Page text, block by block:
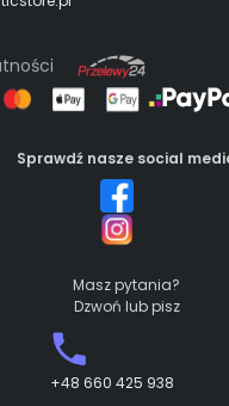
Sprawdź nasze social
Masz pytania?
Dzwoń lub pisz
+48 660 425 938